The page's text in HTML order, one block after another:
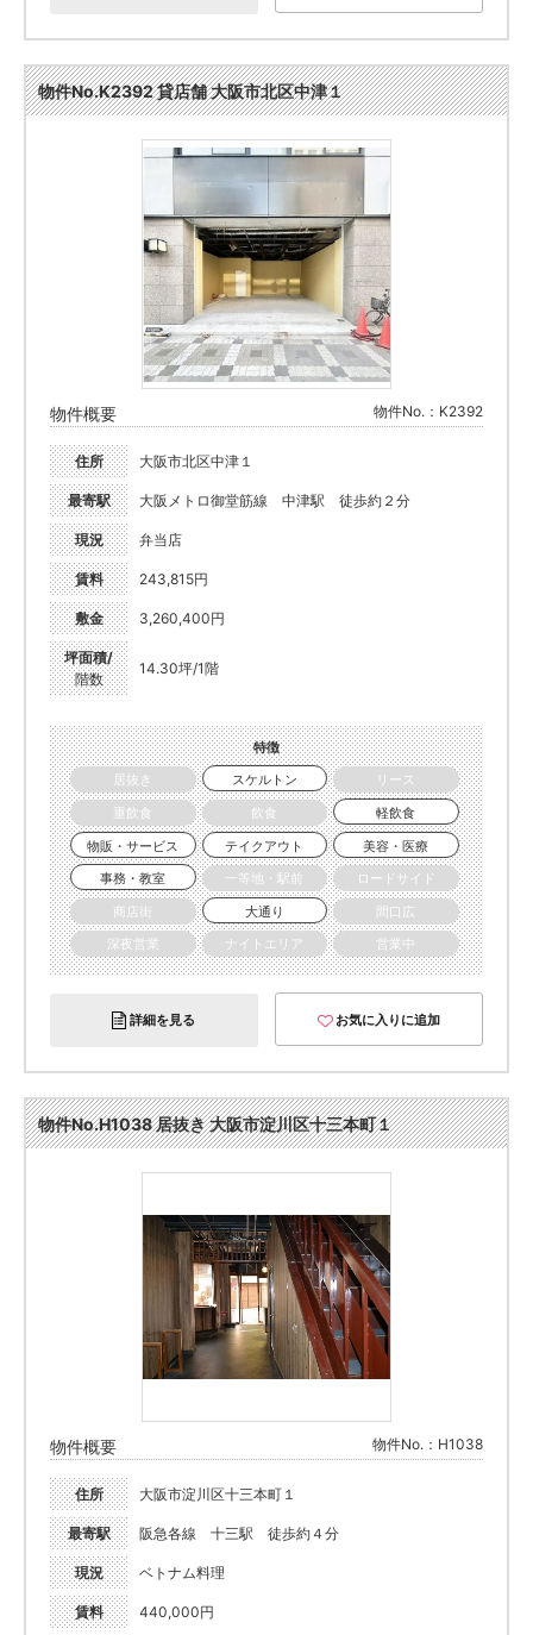
物件No.K2392 貸店舗 大阪市北区中津１
物件概要 物件No.：K2392
住所 大阪市北区中津１
最寄駅 大阪メトロ御堂筋線 中津駅 徒歩約２分
現況 弁当店
賃料 243,815円
敷金 3,260,400円
坪面積/
階数
14.30坪/1階
特徴
居抜き
スケルトン
リース
重飲食
飲食
軽飲食
物販・サービス
テイクアウト
美容・医療
事務・教室
一等地・駅前
ロードサイド
商店街
大通り
間口広
深夜営業
ナイトエリア 営業中
詳細を見る お気に入りに追加
物件No.H1038 居抜き 大阪市淀川区十三本町１
物件概要 物件No.：H1038
住所 大阪市淀川区十三本町１
最寄駅 阪急各線 十三駅 徒歩約４分
現況 ベトナム料理
賃料 440,000円